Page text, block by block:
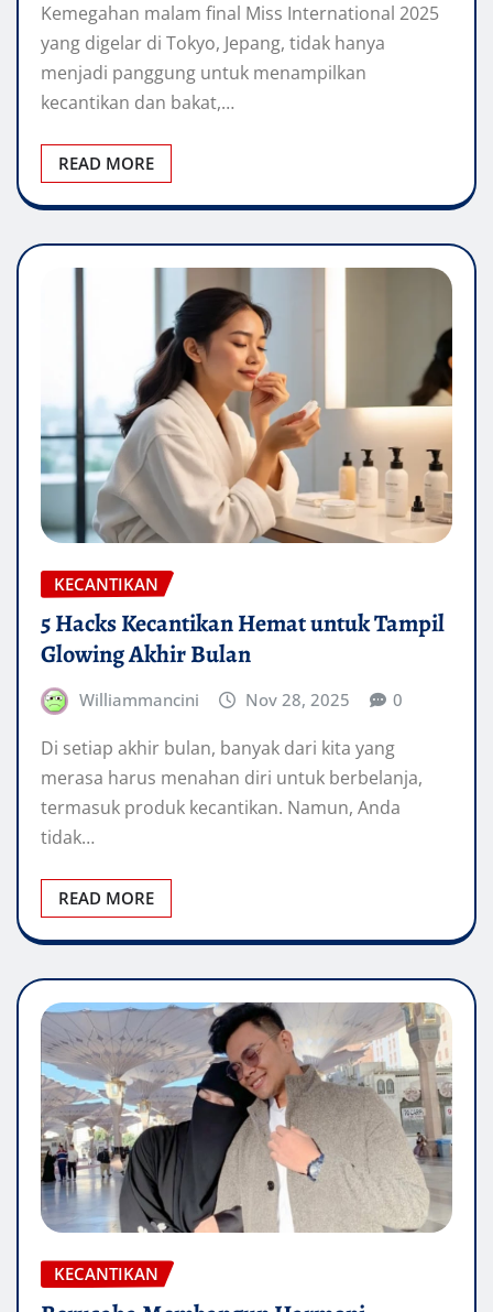
Kemegahan malam final Miss International 2025
yang digelar di Tokyo, Jepang, tidak hanya
menjadi panggung untuk menampilkan
kecantikan dan bakat,…
READ MORE
KECANTIKAN
5 Hacks Kecantikan Hemat untuk Tampil
Glowing Akhir Bulan
Williammancini Nov 28, 2025 0
Di setiap akhir bulan, banyak dari kita yang
merasa harus menahan diri untuk berbelanja,
termasuk produk kecantikan. Namun, Anda
tidak…
READ MORE
KECANTIKAN